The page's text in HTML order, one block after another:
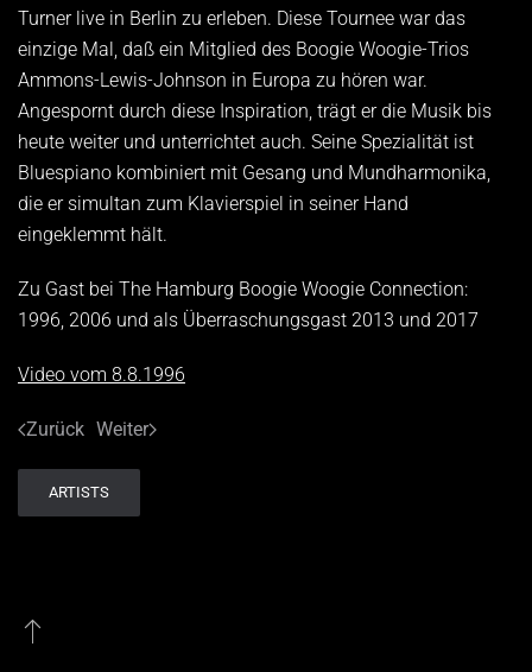
Turner live in Berlin zu erleben. Diese Tournee war das
einzige Mal, daß ein Mitglied des Boogie Woogie-Trios
Ammons-Lewis-Johnson in Europa zu hören war.
Angespornt durch diese Inspiration, trägt er die Musik bis
heute weiter und unterrichtet auch. Seine Spezialität ist
Bluespiano kombiniert mit Gesang und Mundharmonika,
die er simultan zum Klavierspiel in seiner Hand
eingeklemmt hält.
Zu Gast bei The Hamburg Boogie Woogie Connection:
1996, 2006 und als Überraschungsgast 2013 und 2017
Video vom 8.8.1996
Zurück Weiter
ARTISTS